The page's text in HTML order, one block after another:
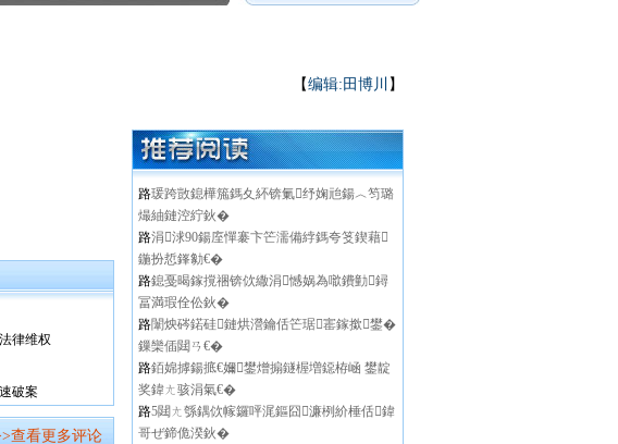
【编辑:田博川 】
律维权
破案
查看更多评论
路瑗跨敳鎴樺箷鎷夊紑锛氭纾婅兘鍚︿笉璐
熶紬鏈涳紵鈥�
路涓浗90鍚庢憚褰卞笀濡備綍鎷夸笅鍥藉
鍦扮悊鎽勨€�
路鎴戞暍鎵撹祵锛佽繖涓憾娲為噷鐨勭鐞
冨満瑕佺伀鈥�
路闈炴硶鍩硅鏈烘瀯鑰佸笀琚寚鎵撳鐢�
鏁欒偛閮ㄢ€�
路銆婂摢鍚掋€嬭鐢熷搧鐩楃増鐚栫崡 鐢靛
奖鍏ㄤ骇涓氣€�
路5閮ㄤ綔鍝佽幏鑼呯浘鏂囧濂栵紒棰佸鍏
哥ぜ鍗佹湀鈥�